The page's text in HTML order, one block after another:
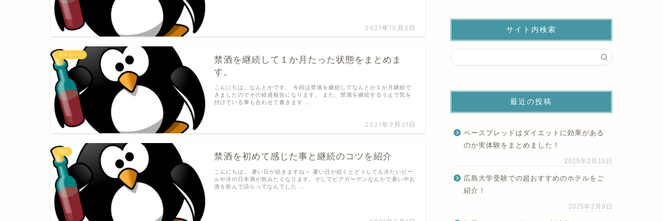
2021年10月2日
ダイエット
禁酒を継続して１か月たった状態をまとめま
す。
2021年9月21日
こんにちは。なんとかです。 今回は禁酒を継続してなんとか１か月継続で
きましたのでその経過報告になります。 また、禁酒を継続するうえで気を
付けている事も合わせて書きます …
雑記
禁酒を初めて感じた事と継続のコツを紹介
こんにちは。 暑い日が続きますね～ 暑い日が続くとどうしても冷たいビー
ルや冷の日本酒が飲みたくなります。そしてビアガーデンなんかで暑い中お
酒を飲んで語らってなんてした …
サイト内検索
最近の投稿
ベースブレッドはダイエットに効果がある
のか実体験をまとめました！
2025年2月16日
広島大学受験での超おすすめのホテルをご
紹介！
2025年2月9日